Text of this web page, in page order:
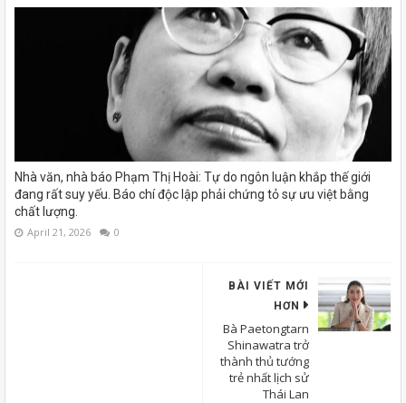
Nhà văn, nhà báo Phạm Thị Hoài: Tự do ngôn luận khắp thế giới
đang rất suy yếu. Báo chí độc lập phải chứng tỏ sự ưu việt bằng
chất lượng.
April 21, 2026 0
BÀI VIẾT MỚI
HƠN
Bà Paetongtarn
Shinawatra trở
thành thủ tướng
trẻ nhất lịch sử
Thái Lan